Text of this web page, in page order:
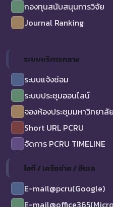
กองทุนสนับสนุนการวิจัย
Journal Ranking
ระบบบริการกลาง
ระบบแจ้งซ่อม
ระบบประชุมออนไลน์
จองห้องประชุมมหาวิทยาลัย
Short URL PCRU
จัดการ PCRU TIMELINE
ไอที / เครือข่าย / อีเมล
E-mail@pcru(Google)
E-